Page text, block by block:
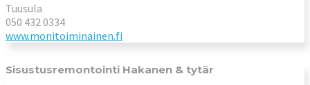
Tuusula
050 432 0334
www.monitoiminainen.fi
Sisustusremontointi Hakanen & tytär